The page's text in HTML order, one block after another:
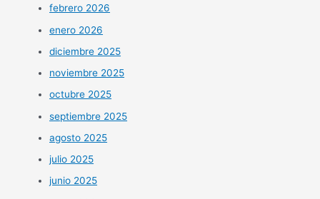
febrero 2026
enero 2026
diciembre 2025
noviembre 2025
octubre 2025
septiembre 2025
agosto 2025
julio 2025
junio 2025